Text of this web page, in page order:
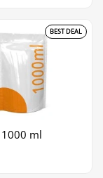
1000 ml
BEST DEAL